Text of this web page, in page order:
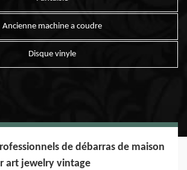
Ancienne machine a coudre
Disque vinyle
de débarras de maison
art jewelry vintage